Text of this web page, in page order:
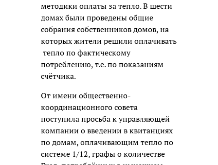
методики оплаты за тепло. В шести
домах были проведены общие
собрания собственников домов, на
которых жители решили оплачивать
тепло по фактическому
потреблению, т.е. по показаниям
счётчика.
От имени общественно-
координационного совета
поступила просьба к управляющей
компании о введении в квитанциях
по домам, оплачивающим тепло по
системе 1/12, графы о количестве